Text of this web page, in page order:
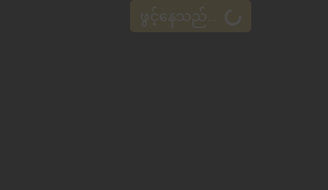
ဖွင့်နေသည်...